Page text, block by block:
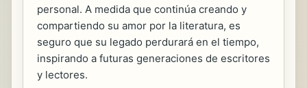
personal. A medida que continúa creando y
compartiendo su amor por la literatura, es
seguro que su legado perdurará en el tiempo,
inspirando a futuras generaciones de escritores
y lectores.